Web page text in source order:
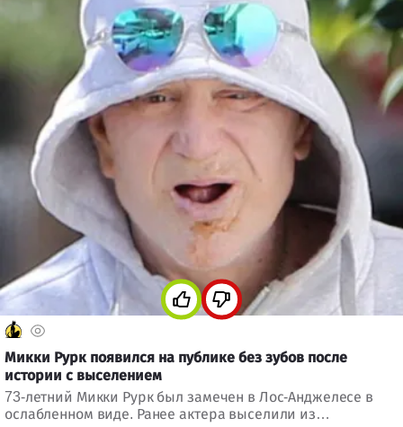
Микки Рурк появился на публике без зубов после
истории с выселением
73-летний Микки Рурк был замечен в Лос-Анджелесе в
ослабленном виде. Ранее актера выселили из